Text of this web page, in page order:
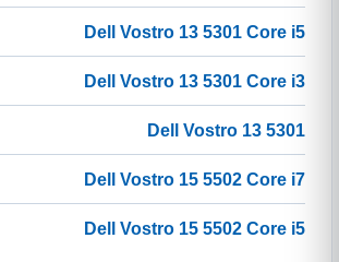
Dell Vostro 13 5301 Core i5
Dell Vostro 13 5301 Core i3
Dell Vostro 13 5301
Dell Vostro 15 5502 Core i7
Dell Vostro 15 5502 Core i5